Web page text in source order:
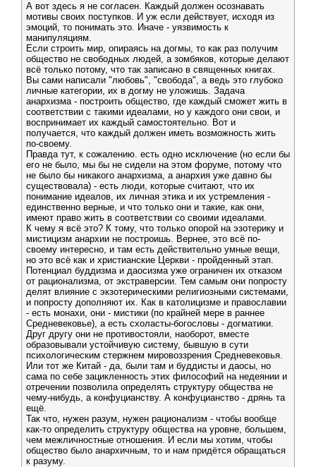
А вот здесь я не согласен. Каждый должен осознавать
мотивы своих поступков. И уж если действует, исходя из
эмоций, то понимать это. Иначе - уязвимость к
манипуляциям.
Если строить мир, опираясь на догмы, то как раз получим
общество не свободных людей, а зомбяков, которые делают
всё только потому, что так записано в священных книгах.
Вы сами написали "любовь", "свобода", а ведь это глубоко
личные категории, их в догму не уложишь. Задача
анархизма - построить общество, где каждый сможет жить в
соответствии с такими идеалами, но у каждого они свои, и
воспринимает их каждый самостоятельно. Вот и
получается, что каждый должен иметь возможность жить
по-своему.
Правда тут, к сожалению. есть одно исключение (но если бы
его не было, мы бы не сидели на этом форуме, потому что
не было бы никакого анархизма, а анархия уже давно бы
существовала) - есть люди, которые считают, что их
понимание идеалов, их личная этика и их устремления -
единственно верные, и что только они и такие, как они,
имеют право жить в соответствии со своими идеалами.
К чему я всё это? К тому, что только опорой на эзотерику и
мистицизм анархии не построишь. Вернее, это всё по-
своему интересно, и там есть действительно умные вещи,
но это всё как и христианские Церкви - пройденный этап.
Потенциал буддизма и даосизма уже ограничен их отказом
от рационализма, от экстраверсии. Тем самым они попросту
делят влияние с экзотерическими религиозными системами,
и попросту дополняют их. Как в католицизме и православии
- есть монахи, они - мистики (по крайней мере в раннее
Средневековье), а есть схоласты-богословы - догматики.
Друг другу они не противостояли, наоборот, вместе
образовывали устойчивую систему, бывшую в сути
психологическим стержнем мировоззрения Средневековья.
Или тот же Китай - да, были там и буддисты и даосы, но
сама по себе зацикленность этих философий на недеянии и
отречении позволила определять структуру общества не
чему-нибудь, а конфуцианству. А конфуцианство - дрянь та
ещё.
Так что, нужен разум, нужен рационализм - чтобы вообще
как-то определить структуру общества на уровне, большем,
чем межличностные отношения. И если мы хотим, чтобы
общество было анархичным, то и нам придётся обращаться
к разуму.